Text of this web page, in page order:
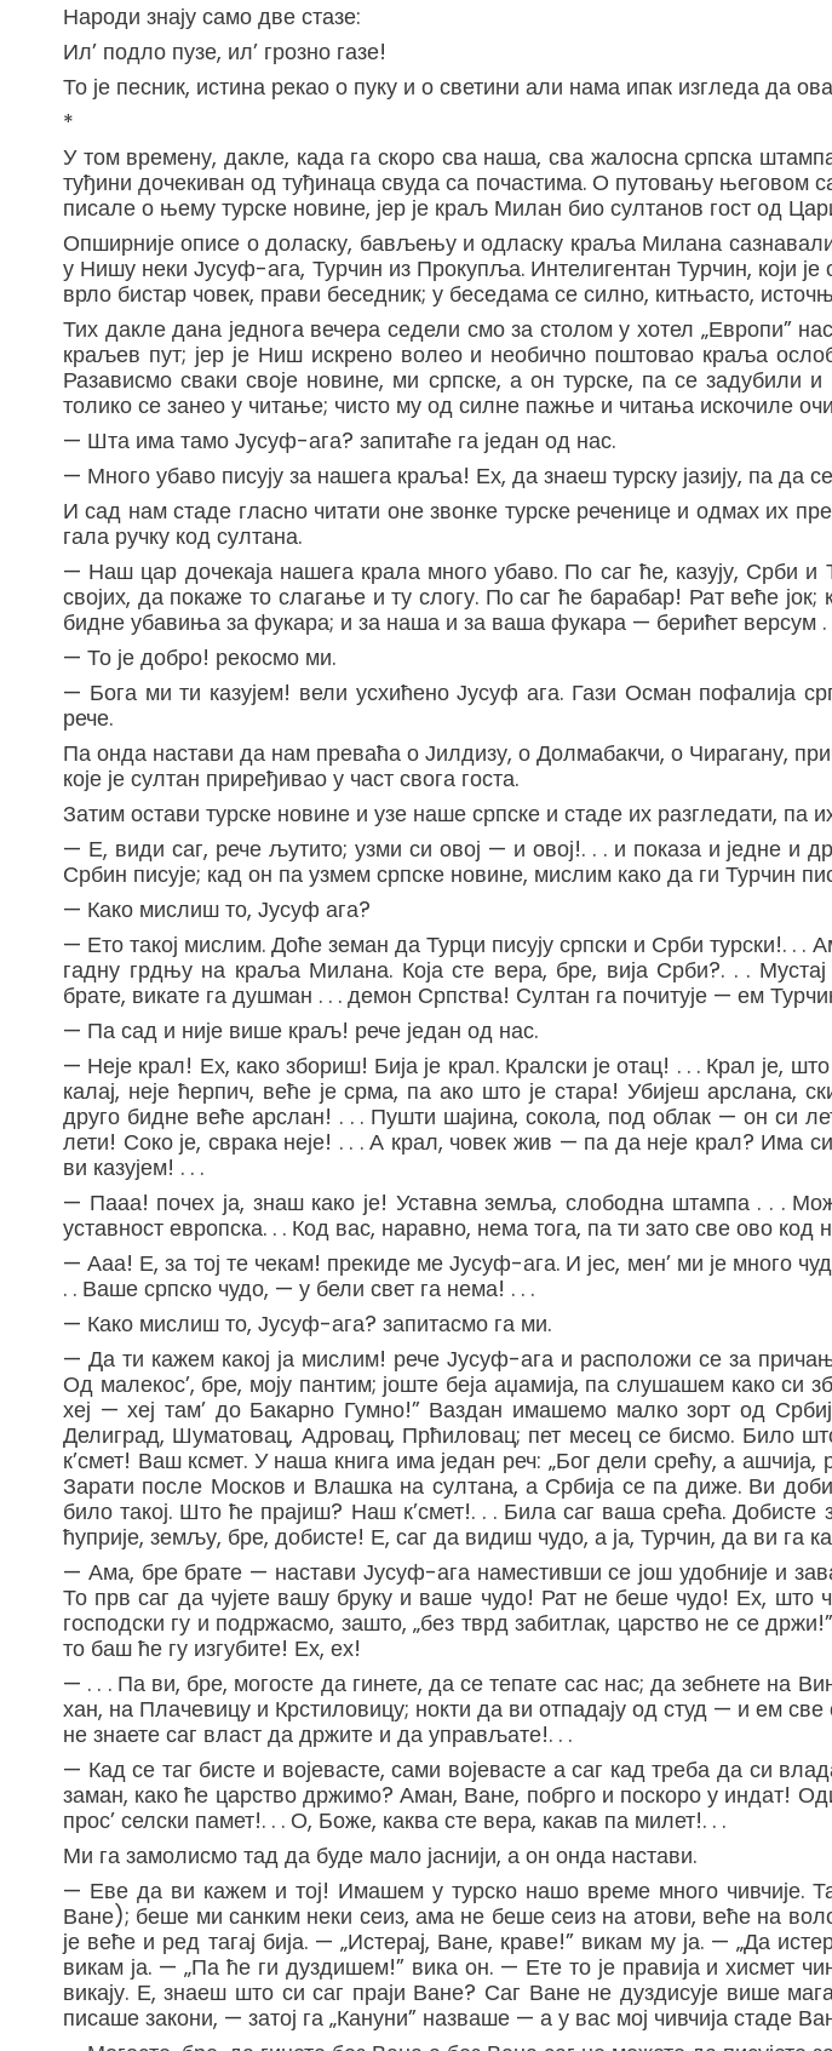
Народи знају само две стазе:
Ил’ подло пузе, ил’ грозно газе!
То је песник, истина рекао о пуку и о светини али нама ипак изгледа да
*
У том времену, дакле, када га скоро сва наша, сва жалосна српска
туђини дочекиван од туђинаца свуда са почастима. О путовању његовом
писале о њему турске новине, јер је краљ Милан био султанов гост од
Опширније описе о доласку, бављењу и одласку краља Милана
у Нишу неки Јусуф-ага, Турчин из Прокупља. Интелигентан Турчин, који
врло бистар човек, прави беседник; у беседама се силно, китњасто,
Тих дакле дана једнога вечера седели смо за столом у хотел „Европи”
краљев пут; јер је Ниш искрено волео и необично поштовао краља
Разависмо сваки своје новине, ми српске, а он турске, па се
толико се занео у читање; чисто му од силне пажње и читања искочиле очи
— Шта има тамо Јусуф-ага? запитаће га један од нас.
— Много убаво писују за нашега краља! Ех, да знаеш турску јазију, па да
И сад нам стаде гласно читати оне звонке турске реченице и одмах их
гала ручку код султана.
— Наш цар дочекаја нашега крала много убаво. По саг ће, казују, Срби
својих, да покаже то слагање и ту слогу. По саг ће барабар! Рат веће
бидне убавиња за фукара; и за наша и за ваша фукара — берићет версум .
— То је добро! рекосмо ми.
— Бога ми ти казујем! вели усхићено Јусуф ага. Гази Осман пофалија
рече.
Па онда настави да нам преваћа о Јилдизу, о Долмабакчи, о Чирагану,
које је султан приређивао у част свога госта.
Затим остави турске новине и узе наше српске и стаде их разгледати, па
— Е, види саг, рече љутито; узми си овој — и овој!. . . и показа и једне и
Србин писује; кад он па узмем српске новине, мислим како да ги Турчин
— Како мислиш то, Јусуф ага?
— Ето такој мислим. Доће земан да Турци писују српски и Срби турски!. . .
гадну грдњу на краља Милана. Која сте вера, бре, вија Срби?. . .
брате, викате га душман . . . демон Српства! Султан га почитује — ем
— Па сад и није више краљ! рече један од нас.
— Неје крал! Ех, како збориш! Бија је крал. Кралски је отац! . . . Крал је,
калај, неје ћерпич, веће је срма, па ако што је стара! Убијеш
друго бидне веће арслан! . . . Пушти шајина, сокола, под облак — он си
лети! Соко је, сврака неје! . . . А крал, човек жив — па да неје крал? Има
ви казујем! . . .
— Пааа! почех ја, знаш како је! Уставна земља, слободна штампа . . .
уставност европска. . . Код вас, наравно, нема тога, па ти зато све ово код
— Ааа! Е, за тој те чекам! прекиде ме Јусуф-ага. И јес, мен’ ми је много
. . Ваше српско чудо, — у бели свет га нема! . . .
— Како мислиш то, Јусуф-ага? запитасмо га ми.
— Да ти кажем какој ја мислим! рече Јусуф-ага и расположи се за
Од малекос’, бре, моју пантим; јоште беја аџамија, па слушашем како
хеј — хеј там’ до Бакарно Гумно!” Ваздан имашемо малко зорт од
Делиград, Шуматовац, Адровац, Прћиловац; пет месец се бисмо. Било
к’смет! Ваш ксмет. У наша книга има један реч: „Бог дели срећу, а
Зарати после Москов и Влашка на султана, а Србија се па диже. Ви
било такој. Што ће прајиш? Наш к’смет!. . . Била саг ваша срећа.
ћуприје, земљу, бре, добисте! Е, саг да видиш чудо, а ја, Турчин, да ви га
— Ама, бре брате — настави Јусуф-ага наместивши се још удобније и
То прв саг да чујете вашу бруку и ваше чудо! Рат не беше чудо! Ех,
господски гу и подржасмо, зашто, „без тврд забитлак, царство не се
то баш ће гу изгубите! Ех, ех!
— . . . Па ви, бре, могосте да гинете, да се тепате сас нас; да зебнете на
хан, на Плачевицу и Крстиловицу; нокти да ви отпадају од студ — и ем
не знаете саг власт да држите и да управљате!. . .
— Кад се таг бисте и војевасте, сами војевасте а саг кад треба да си
заман, како ће царство држимо? Аман, Ване, побрго и поскоро у индат!
прос’ селски памет!. . . О, Боже, каква сте вера, какав па милет!. . .
Ми га замолисмо тад да буде мало јаснији, а он онда настави.
— Еве да ви кажем и тој! Имашем у турско нашо време много чивчије.
Ване); беше ми санким неки сеиз, ама не беше сеиз на атови, веће на
је веће и ред тагај бија. — „Истерај, Ване, краве!” викам му ја. — „Да
викам ја. — „Па ће ги дуздишем!” вика он. — Ете то је правија и хисмет
викају. Е, знаеш што си саг праји Ване? Саг Ване не дуздисује више
писаше закони, — затој га „Кануни” назваше — а у вас мој чивчија стаде